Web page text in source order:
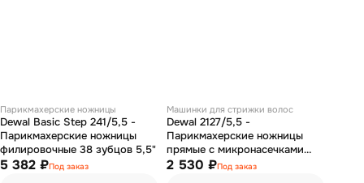
Парикмахерские ножницы
Dewal Basic Step 241/5,5 -
Парикмахерские ножницы
филировочные 38 зубцов 5,5"
5 382 ₽Под заказ
Машинки для стрижки волос
Dewal 2127/5,5 -
Парикмахерские ножницы
прямые с микронасечками
5,5"
2 530 ₽Под заказ